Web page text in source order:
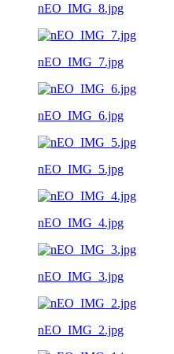
nEO_IMG_8.jpg
nEO_IMG_7.jpg
nEO_IMG_6.jpg
nEO_IMG_5.jpg
nEO_IMG_4.jpg
nEO_IMG_3.jpg
nEO_IMG_2.jpg